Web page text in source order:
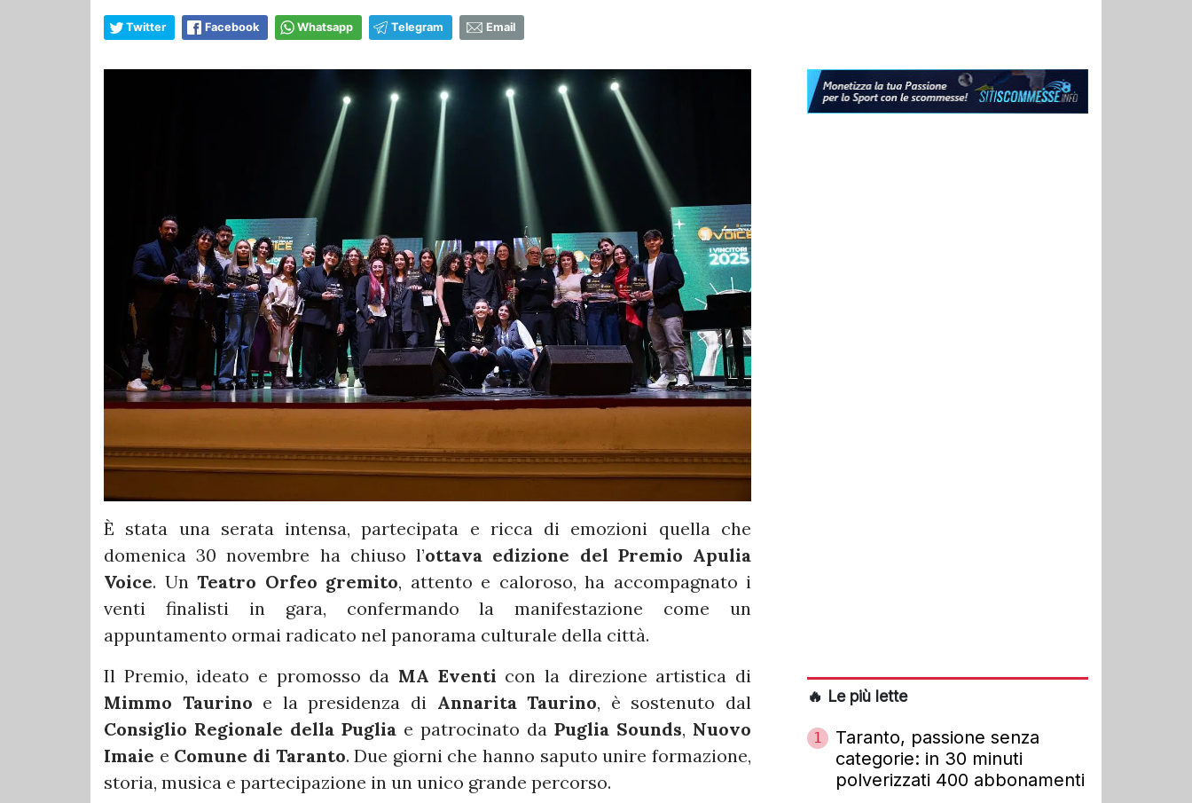
Twitter Facebook Whatsapp Telegram Email
È stata una serata intensa, partecipata e ricca di emozioni quella che
domenica 30 novembre ha chiuso l’ottava edizione del Premio Apulia
Voice. Un Teatro Orfeo gremito, attento e caloroso, ha accompagnato i
venti finalisti in gara, confermando la manifestazione come un
appuntamento ormai radicato nel panorama culturale della città.
Il Premio, ideato e promosso da MA Eventi con la direzione artistica di
Mimmo Taurino e la presidenza di Annarita Taurino, è sostenuto dal
Consiglio Regionale della Puglia e patrocinato da Puglia Sounds, Nuovo
Imaie e Comune di Taranto. Due giorni che hanno saputo unire formazione,
storia, musica e partecipazione in un unico grande percorso.
🔥 Le più lette
1
Taranto, passione senza
categorie: in 30 minuti
polverizzati 400 abbonamenti